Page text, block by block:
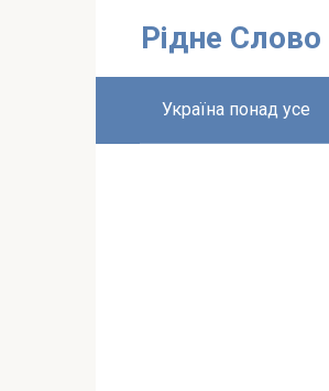
Рідне Слово
Україна понад усе